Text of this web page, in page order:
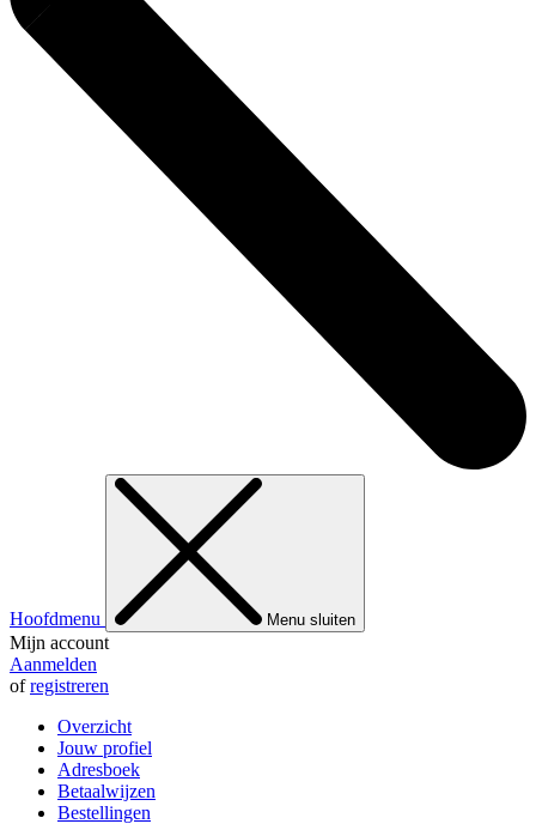
Hoofdmenu Menu sluiten
Mijn account
Aanmelden
ofregistreren
Overzicht
Jouw profiel
Adresboek
Betaalwijzen
Bestellingen